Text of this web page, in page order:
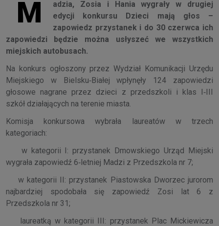
M
adzia, Zosia i Hania wygrały w drugiej
edycji konkursu Dzieci mają głos –
zapowiedz przystanek i do 30 czerwca ich
zapowiedzi będzie można usłyszeć we wszystkich
miejskich autobusach.
Na konkurs ogłoszony przez Wydział Komunikacji Urzędu
Miejskiego w Bielsku‑Białej wpłynęły 124 zapowiedzi
głosowe nagrane przez dzieci z przedszkoli i klas I‑III
szkół działających na terenie miasta.
Komisja konkursowa wybrała laureatów w trzech
kategoriach:
w kategorii I: przystanek Dmowskiego Urząd Miejski
wygrała zapowiedź 6‑letniej Madzi z Przedszkola nr 7;
w kategorii II: przystanek Piastowska Dworzec jurorom
najbardziej spodobała się zapowiedź Zosi lat 6 z
Przedszkola nr 31;
laureatką w kategorii III: przystanek Plac Mickiewicza